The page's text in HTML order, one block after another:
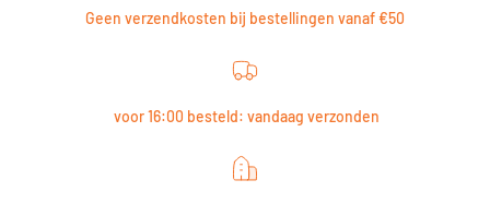
Geen verzendkosten bij bestellingen vanaf €50
voor 16:00 besteld: vandaag verzonden